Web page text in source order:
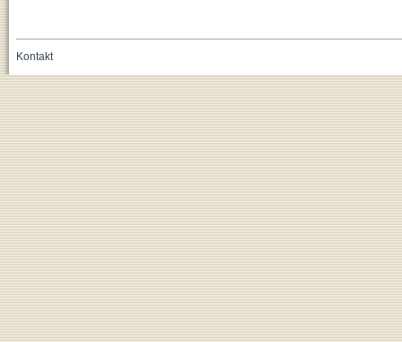
Kontakt